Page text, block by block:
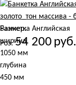
Банкетка Английская
Роз.54 200 руб.
Размер:
ширина
1050 мм
глубина
450 мм